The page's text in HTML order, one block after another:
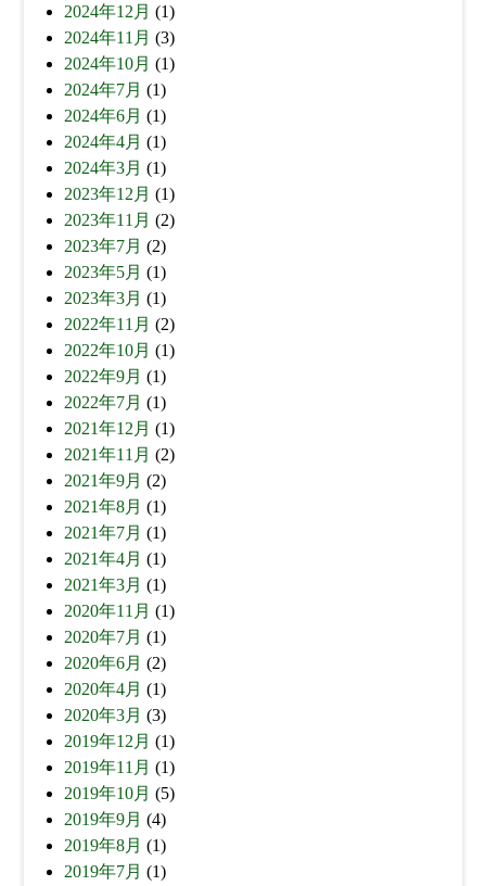
2024年12月 (1)
2024年11月 (3)
2024年10月 (1)
2024年7月 (1)
2024年6月 (1)
2024年4月 (1)
2024年3月 (1)
2023年12月 (1)
2023年11月 (2)
2023年7月 (2)
2023年5月 (1)
2023年3月 (1)
2022年11月 (2)
2022年10月 (1)
2022年9月 (1)
2022年7月 (1)
2021年12月 (1)
2021年11月 (2)
2021年9月 (2)
2021年8月 (1)
2021年7月 (1)
2021年4月 (1)
2021年3月 (1)
2020年11月 (1)
2020年7月 (1)
2020年6月 (2)
2020年4月 (1)
2020年3月 (3)
2019年12月 (1)
2019年11月 (1)
2019年10月 (5)
2019年9月 (4)
2019年8月 (1)
2019年7月 (1)